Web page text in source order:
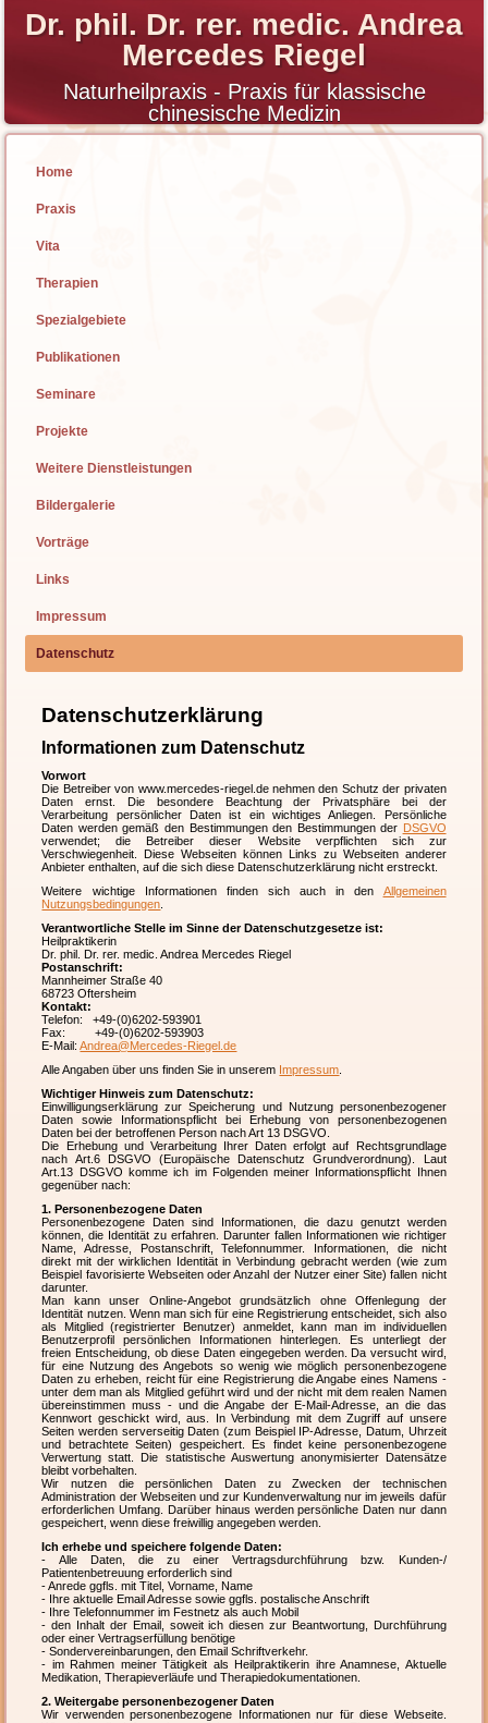
Dr. phil. Dr. rer. medic. Andrea
Mercedes Riegel
Naturheilpraxis - Praxis für klassische
chinesische Medizin
Home
Praxis
Vita
Therapien
Spezialgebiete
Publikationen
Seminare
Projekte
Weitere Dienstleistungen
Bildergalerie
Vorträge
Links
Impressum
Datenschutz
Datenschutzerklärung
Informationen zum Datenschutz
Vorwort
Die Betreiber von www.mercedes-riegel.de nehmen den Schutz der privaten
Daten ernst. Die besondere Beachtung der Privatsphäre bei der
Verarbeitung persönlicher Daten ist ein wichtiges Anliegen. Persönliche
Daten werden gemäß den Bestimmungen den Bestimmungen der DSGVO
verwendet; die Betreiber dieser Website verpflichten sich zur
Verschwiegenheit. Diese Webseiten können Links zu Webseiten anderer
Anbieter enthalten, auf die sich diese Datenschutzerklärung nicht erstreckt.
Weitere wichtige Informationen finden sich auch in den Allgemeinen
Nutzungsbedingungen
Verantwortliche Stelle im Sinne der Datenschutzgesetze ist:
Heilpraktikerin
Dr. phil. Dr. rer. medic. Andrea Mercedes Riegel
Postanschrift:
Mannheimer Straße 40
68723 Oftersheim
Kontakt:
Telefon: +49-(0)6202-593901
Fax: +49-(0)6202-593903
E-Mail:Andrea@Mercedes-Riegel.de
Alle Angaben über uns finden Sie in unserem Impressum
Wichtiger Hinweis zum Datenschutz:
Einwilligungserklärung zur Speicherung und Nutzung personenbezogener
Daten sowie Informationspflicht bei Erhebung von personenbezogenen
Daten bei der betroffenen Person nach Art 13 DSGVO.
Die Erhebung und Verarbeitung Ihrer Daten erfolgt auf Rechtsgrundlage
nach Art.6 DSGVO (Europäische Datenschutz Grundverordnung). Laut
Art.13 DSGVO komme ich im Folgenden meiner Informationspflicht Ihnen
gegenüber nach:
1. Personenbezogene Daten
Personenbezogene Daten sind Informationen, die dazu genutzt werden
können, die Identität zu erfahren. Darunter fallen Informationen wie richtiger
Name, Adresse, Postanschrift, Telefonnummer. Informationen, die nicht
direkt mit der wirklichen Identität in Verbindung gebracht werden (wie zum
Beispiel favorisierte Webseiten oder Anzahl der Nutzer einer Site) fallen nicht
darunter.
Man kann unser Online-Angebot grundsätzlich ohne Offenlegung der
Identität nutzen. Wenn man sich für eine Registrierung entscheidet, sich also
als Mitglied (registrierter Benutzer) anmeldet, kann man im individuellen
Benutzerprofil persönlichen Informationen hinterlegen. Es unterliegt der
freien Entscheidung, ob diese Daten eingegeben werden. Da versucht wird,
für eine Nutzung des Angebots so wenig wie möglich personenbezogene
Daten zu erheben, reicht für eine Registrierung die Angabe eines Namens -
unter dem man als Mitglied geführt wird und der nicht mit dem realen Namen
übereinstimmen muss - und die Angabe der E-Mail-Adresse, an die das
Kennwort geschickt wird, aus. In Verbindung mit dem Zugriff auf unsere
Seiten werden serverseitig Daten (zum Beispiel IP-Adresse, Datum, Uhrzeit
und betrachtete Seiten) gespeichert. Es findet keine personenbezogene
Verwertung statt. Die statistische Auswertung anonymisierter Datensätze
bleibt vorbehalten.
Wir nutzen die persönlichen Daten zu Zwecken der technischen
Administration der Webseiten und zur Kundenverwaltung nur im jeweils dafür
erforderlichen Umfang. Darüber hinaus werden persönliche Daten nur dann
gespeichert, wenn diese freiwillig angegeben werden.
Ich erhebe und speichere folgende Daten:
- Alle Daten, die zu einer Vertragsdurchführung bzw. Kunden-/
Patientenbetreuung erforderlich sind
- Anrede ggfls. mit Titel, Vorname, Name
- Ihre aktuelle Email Adresse sowie ggfls. postalische Anschrift
- Ihre Telefonnummer im Festnetz als auch Mobil
- den Inhalt der Email, soweit ich diesen zur Beantwortung, Durchführung
oder einer Vertragserfüllung benötige
- Sondervereinbarungen, den Email Schriftverkehr.
- im Rahmen meiner Tätigkeit als Heilpraktikerin ihre Anamnese, Aktuelle
Medikation, Therapieverläufe und Therapiedokumentationen.
2. Weitergabe personenbezogener Daten
Wir verwenden personenbezogene Informationen nur für diese Webseite.